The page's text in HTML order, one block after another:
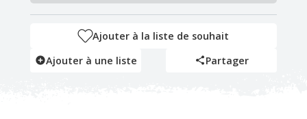
Ajouter à la liste de souhait
Ajouter à une liste
Partager